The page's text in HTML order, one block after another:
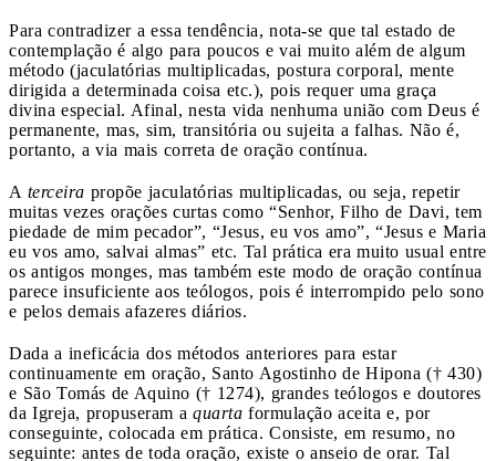
Para contradizer a essa tendência, nota-se que tal estado de
contemplação é algo para poucos e vai muito além de algum
método (jaculatórias multiplicadas, postura corporal, mente
dirigida a determinada coisa etc.), pois requer uma graça
divina especial. Afinal, nesta vida nenhuma união com Deus é
permanente, mas, sim, transitória ou sujeita a falhas. Não é,
portanto, a via mais correta de oração contínua.
A terceira propõe jaculatórias multiplicadas, ou seja, repetir
muitas vezes orações curtas como “Senhor, Filho de Davi, tem
piedade de mim pecador”, “Jesus, eu vos amo”, “Jesus e Maria
eu vos amo, salvai almas” etc. Tal prática era muito usual entre
os antigos monges, mas também este modo de oração contínua
parece insuficiente aos teólogos, pois é interrompido pelo sono
e pelos demais afazeres diários.
Dada a ineficácia dos métodos anteriores para estar
continuamente em oração, Santo Agostinho de Hipona († 430)
e São Tomás de Aquino († 1274), grandes teólogos e doutores
da Igreja, propuseram a quarta formulação aceita e, por
conseguinte, colocada em prática. Consiste, em resumo, no
seguinte: antes de toda oração, existe o anseio de orar. Tal